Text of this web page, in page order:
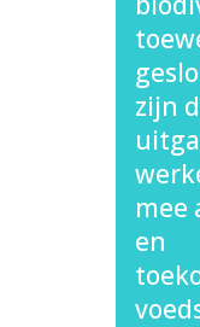
zijn
mee
en